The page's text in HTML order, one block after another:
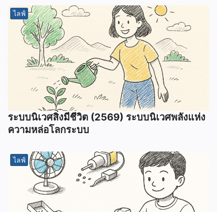
ไลฟ์
ระบบนิเวศสิ่งมีชีวิต (2569) ระบบนิเวศพลังแห่ง
ความหล่อโลกระบบ
ไลฟ์